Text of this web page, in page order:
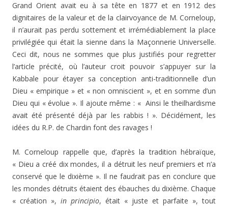
Grand Orient avait eu à sa tête en 1877 et en 1912 des
dignitaires de la valeur et de la clairvoyance de M. Corneloup,
il n’aurait pas perdu sottement et irrémédiablement la place
privilégiée qui était la sienne dans la Maçonnerie Universelle.
Ceci dit, nous ne sommes que plus justifiés pour regretter
l’article précité, où l’auteur croit pouvoir s’appuyer sur la
Kabbale pour étayer sa conception anti-traditionnelle d’un
Dieu « empirique » et « non omniscient », et en somme d’un
Dieu qui « évolue ». Il ajoute même : « Ainsi le theilhardisme
avait été présenté déjà par les rabbis ! ». Décidément, les
idées du R.P. de Chardin font des ravages !
M. Corneloup rappelle que, d’après la tradition hébraïque,
« Dieu a créé dix mondes, il a détruit les neuf premiers et n’a
conservé que le dixième ». Il ne faudrait pas en conclure que
les mondes détruits étaient des ébauches du dixième. Chaque
« création », in principio, était « juste et parfaite », tout